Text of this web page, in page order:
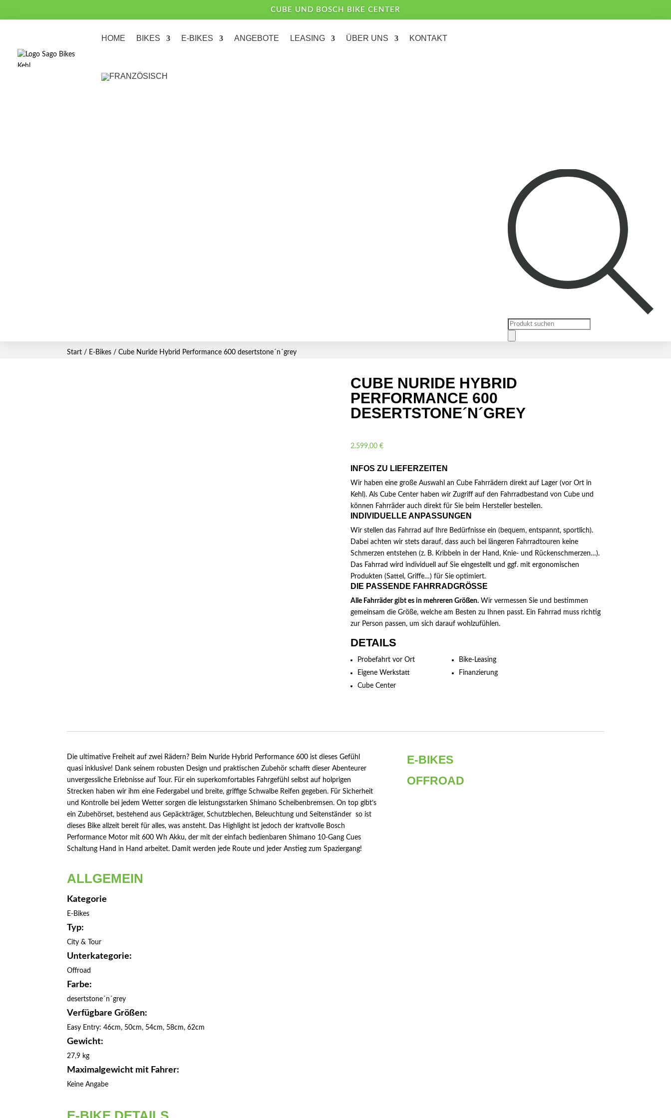
CUBE UND BOSCH BIKE CENTER
HOME BIKES E-BIKES ANGEBOTE LEASING ÜBER UNS KONTAKT
Products
Start / E-Bikes / Cube Nuride Hybrid Performance 600 desertstone´n´grey
CUBE NURIDE HYBRID
PERFORMANCE 600
DESERTSTONE´N´GREY
2.599,00 €
INFOS ZU LIEFERZEITEN
Wir haben eine große Auswahl an Cube Fahrrädern direkt auf Lager (vor Ort in
Kehl). Als Cube Center haben wir Zugriff auf den Fahrradbestand von Cube und
können Fahrräder auch direkt für Sie beim Hersteller bestellen.
INDIVIDUELLE ANPASSUNGEN
Wir stellen das Fahrrad auf Ihre Bedürfnisse ein (bequem, entspannt, sportlich).
Dabei achten wir stets darauf, dass auch bei längeren Fahrradtouren keine
Schmerzen entstehen (z. B. Kribbeln in der Hand, Knie- und Rückenschmerzen…).
Das Fahrrad wird individuell auf Sie eingestellt und ggf. mit ergonomischen
Produkten (Sattel, Griffe…) für Sie optimiert.
DIE PASSENDE FAHRRADGRÖSSE
Alle Fahrräder gibt es in mehreren Größen.Wir vermessen Sie und bestimmen
gemeinsam die Größe, welche am Besten zu Ihnen passt. Ein Fahrrad muss richtig
zur Person passen, um sich darauf wohlzufühlen.
DETAILS
Probefahrt vor Ort
Eigene Werkstatt
Cube Center
Bike-Leasing
Finanzierung
Die ultimative Freiheit auf zwei Rädern? Beim Nuride Hybrid Performance 600 ist dieses Gefühl
quasi inklusive! Dank seinem robusten Design und praktischen Zubehör schafft dieser Abenteurer
unvergessliche Erlebnisse auf Tour. Für ein superkomfortables Fahrgefühl selbst auf holprigen
Strecken haben wir ihm eine Federgabel und breite, griffige Schwalbe Reifen gegeben. Für Sicherheit
und Kontrolle bei jedem Wetter sorgen die leistungsstarken Shimano Scheibenbremsen. On top gibt’s
ein Zubehörset, bestehend aus Gepäckträger, Schutzblechen, Beleuchtung und Seitenständer  so ist
dieses Bike allzeit bereit für alles, was ansteht. Das Highlight ist jedoch der kraftvolle Bosch
Performance Motor mit 600 Wh Akku, der mit der einfach bedienbaren Shimano 10-Gang Cues
Schaltung Hand in Hand arbeitet. Damit werden jede Route und jeder Anstieg zum Spaziergang!
ALLGEMEIN
Kategorie
E-Bikes
Typ:
City & Tour
Unterkategorie:
Offroad
Farbe:
desertstone´n´grey
Verfügbare Größen:
Easy Entry: 46cm, 50cm, 54cm, 58cm, 62cm
Gewicht:
27,9 kg
Maximalgewicht mit Fahrer:
Keine Angabe
E-BIKES
OFFROAD